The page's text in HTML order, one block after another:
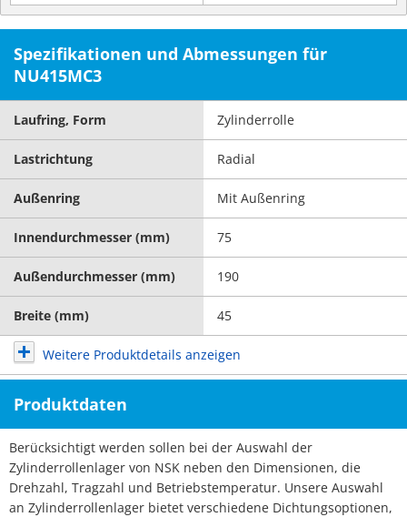
Spezifikationen und Abmessungen für
NU415MC3
Laufring, Form Zylinderrolle
Lastrichtung Radial
Außenring Mit Außenring
Innendurchmesser (mm) 75
Außendurchmesser (mm) 190
Breite (mm) 45
Weitere Produktdetails anzeigen
Produktdaten
Berücksichtigt werden sollen bei der Auswahl der
Zylinderrollenlager von NSK neben den Dimensionen, die
Drehzahl, Tragzahl und Betriebstemperatur. Unsere Auswahl
an Zylinderrollenlager bietet verschiedene Dichtungsoptionen,